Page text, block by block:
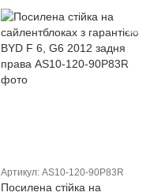
Артикул: AS10-120-90P83R
Посилена стійка на